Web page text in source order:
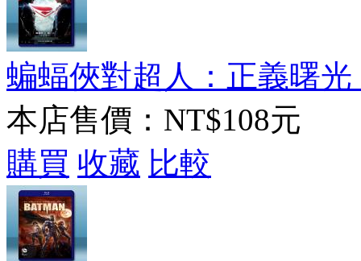
蝙蝠俠對超人：正義曙
本店售價： NT$108元
購買 收藏 比較